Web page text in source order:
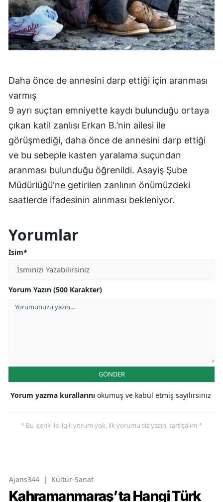
Daha önce de annesini darp ettiği için aranması
varmış
9 ayrı suçtan emniyette kaydı bulunduğu ortaya
çıkan katil zanlısı Erkan B.’nin ailesi ile
görüşmediği, daha önce de annesini darp ettiği
ve bu sebeple kasten yaralama suçundan
aranması bulunduğu öğrenildi. Asayiş Şube
Müdürlüğü'ne getirilen zanlının önümüzdeki
saatlerde ifadesinin alınması bekleniyor.
Yorumlar
İsim*
Yorum Yazın (500 Karakter)
GÖNDER
Yorum yazma kurallarını okumuş ve kabul etmiş sayılırsınız
* Bu içerik ile ilgili yorum yok, ilk yorumu siz yazın, tartışalım *
Ajans344 | Kültür-Sanat
Kahramanmaraş’ta Hangi Türk